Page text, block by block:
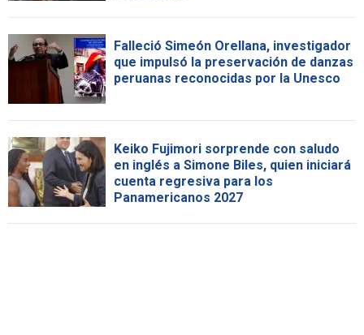
Falleció Simeón Orellana, investigador
que impulsó la preservación de danzas
peruanas reconocidas por la Unesco
Keiko Fujimori sorprende con saludo
en inglés a Simone Biles, quien iniciará
cuenta regresiva para los
Panamericanos 2027